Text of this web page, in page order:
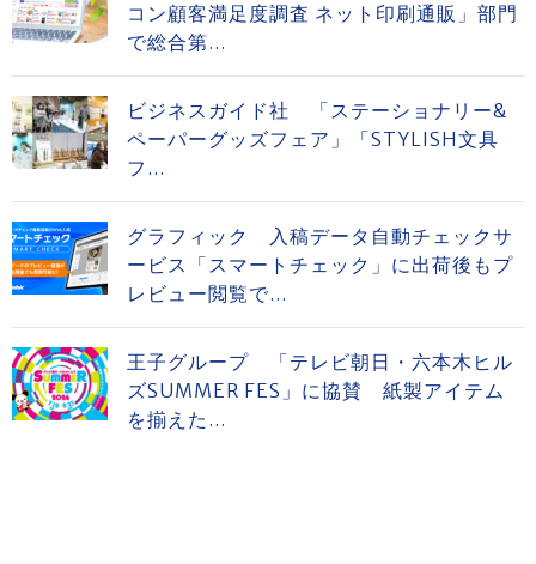
コン顧客満足度調査 ネット印刷通販」部門
で総合第...
ビジネスガイド社 「ステーショナリー&
ペーパーグッズフェア」「STYLISH文具
フ...
グラフィック 入稿データ自動チェックサ
ービス「スマートチェック」に出荷後もプ
レビュー閲覧で...
王子グループ 「テレビ朝日・六本木ヒル
ズSUMMER FES」に協賛 紙製アイテム
を揃えた...